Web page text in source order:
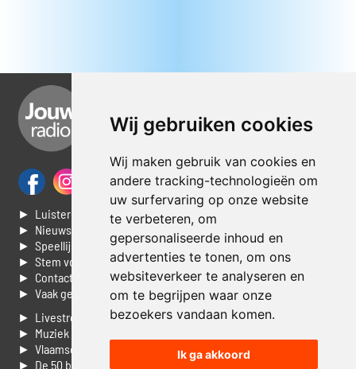
Wij gebruiken cookies
Wij maken gebruik van cookies en
andere tracking-technologieën om
uw surfervaring op onze website
te verbeteren, om
gepersonaliseerde inhoud en
advertenties te tonen, om ons
websiteverkeer te analyseren en
om te begrijpen waar onze
bezoekers vandaan komen.
Ik ga akkoord
► Luisteren naar Jouwradio
► Nieuws
► Speellijst
► Stem voor de Dag top 3
► Contacteer ons
► Vaak gestelde vragen
► Livestream informatie
► Muziek opzoeken
► Vlaamse 100 Aller tijden
► De 50 beste van...